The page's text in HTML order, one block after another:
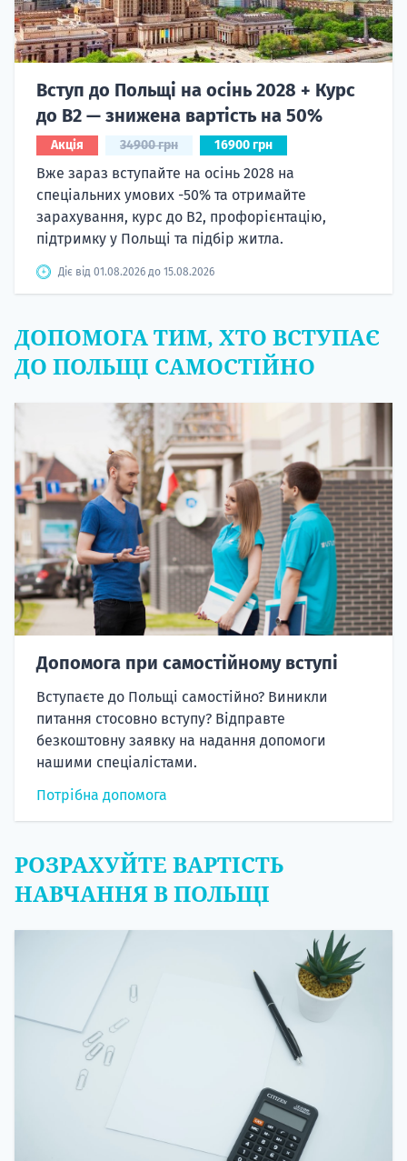
Вступ до Польщі на осінь 2028 + Курс
до B2 — знижена вартість на 50%
Акція 34900 грн 16900 грн
Вже зараз вступайте на осінь 2028 на
спеціальних умових -50% та отримайте
зарахування, курс до B2, профорієнтацію,
підтримку у Польщі та підбір житла.
Діє від 01.08.2026 до 15.08.2026
ДОПОМОГА ТИМ, ХТО ВСТУПАЄ
ДО ПОЛЬЩІ САМОСТІЙНО
Допомога при самостійному вступі
Вступаєте до Польщі самостійно? Виникли
питання стосовно вступу? Відправте
безкоштовну заявку на надання допомоги
нашими спеціалістами.
Потрібна допомога
РОЗРАХУЙТЕ ВАРТІСТЬ
НАВЧАННЯ В ПОЛЬЩІ